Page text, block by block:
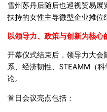
雪州苏丹后随后也巡视贸易展
扶持的女性主导微型企业摊位
以领导力、政策与创新为核心
开幕仪式结束后，领导力大
系、经济韧性、 STEAMM （
论。
首日会议亮点包括：